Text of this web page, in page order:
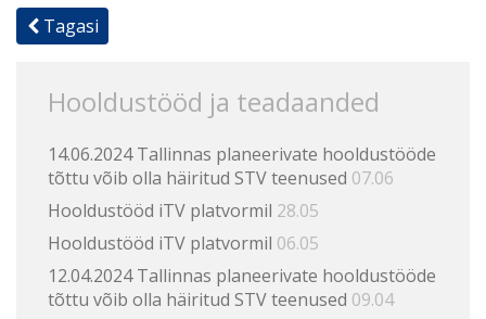
Tagasi
Hooldustööd ja teadaanded
14.06.2024 Tallinnas planeerivate hooldustööde
tõttu võib olla häiritud STV teenused 07.06
Hooldustööd iTV platvormil 28.05
Hooldustööd iTV platvormil 06.05
12.04.2024 Tallinnas planeerivate hooldustööde
tõttu võib olla häiritud STV teenused 09.04